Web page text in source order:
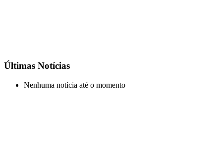
Últimas Notícias
Nenhuma notícia até o momento